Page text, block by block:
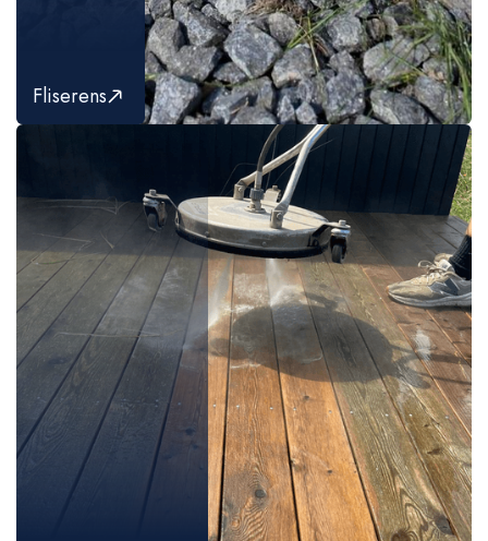
Fliserens